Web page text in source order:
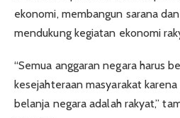
ekonomi, membangun sarana
mendukung kegiatan ekonomi
“Semua anggaran negara harus
kesejahteraan masyarakat
belanja negara adalah rakyat,”